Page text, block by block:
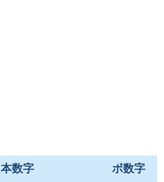
本数字 ボ数字